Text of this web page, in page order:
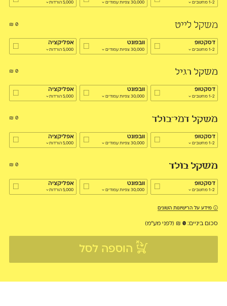
1-2 מחשבים 30,000 צפיות עמודים 5,000 הורדות
משקל לייט
דסקטופ
1-2 מחשבים
וובפונט
30,000 צפיות עמודים
אפליקציה
5,000 הורדות
0
₪
משקל רגיל
דסקטופ
1-2 מחשבים
וובפונט
30,000 צפיות עמודים
אפליקציה
5,000 הורדות
0
₪
משקל דמי־בולד
דסקטופ
1-2 מחשבים
וובפונט
30,000 צפיות עמודים
אפליקציה
5,000 הורדות
0
₪
משקל בולד
דסקטופ
1-2 מחשבים
וובפונט
30,000 צפיות עמודים
אפליקציה
5,000 הורדות
0
₪
מידע על הרישיונות השונים
סכום ביניים: 0
₪ (לפני מע״מ)
הוספה לסל